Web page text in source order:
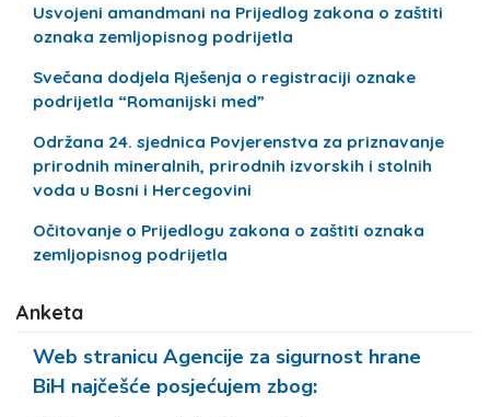
Usvojeni amandmani na Prijedlog zakona o zaštiti
oznaka zemljopisnog podrijetla
Svečana dodjela Rješenja o registraciji oznake
podrijetla “Romanijski med”
Održana 24. sjednica Povjerenstva za priznavanje
prirodnih mineralnih, prirodnih izvorskih i stolnih
voda u Bosni i Hercegovini
Očitovanje o Prijedlogu zakona o zaštiti oznaka
zemljopisnog podrijetla
Anketa
Web stranicu Agencije za sigurnost hrane
BiH najčešće posjećujem zbog: